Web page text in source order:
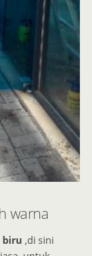
warna
biru ,di sini